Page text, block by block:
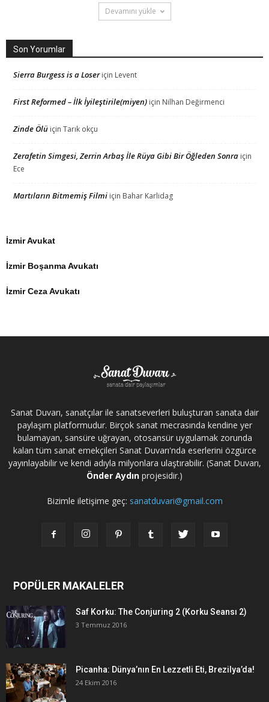
Devamını yükle
Son Yorumlar
Sierra Burgess is a Loseriçin Levent
First Reformed – İlk İyileştirile(miyen) için Nilhan Değirmenci
Zinde Ölü için Tarık okçu
Zerafetin Simgesi, Zerrin Arbaş İle Rüya Gibi Bir Öğleden Sonra için
Ece
Martıların Bitmemiş Filmi için Bahar Karlidag
İzmir Avukat
İzmir Boşanma Avukatı
İzmir Ceza Avukatı
Sanat Duvarı, sanatçılar ile sanatseverleri buluşturan sanata dair
paylaşım platformudur. Birçok sanat mecrasında kendine yer
bulamayan, sansüre uğrayan, otosansür uygulamak zorunda
kalan tüm sanat emekçileri Sanat Duvarı'nda eserlerini özgürce
yayınlayabilir ve kendi adıyla milyonlara ulaştırabilir. (Sanat Duvarı,
Önder Aydın projesidir.)
Bizimle iletişime geç: sanatduvari@gmail.com
POPÜLER MAKALELER
Saf Korku: The Conjuring 2 (Korku Seansı 2)
3 Temmuz 2016
Picanha: Dünya’nın En Lezzetli Eti, Brezilya’da!
24 Ekim 2016